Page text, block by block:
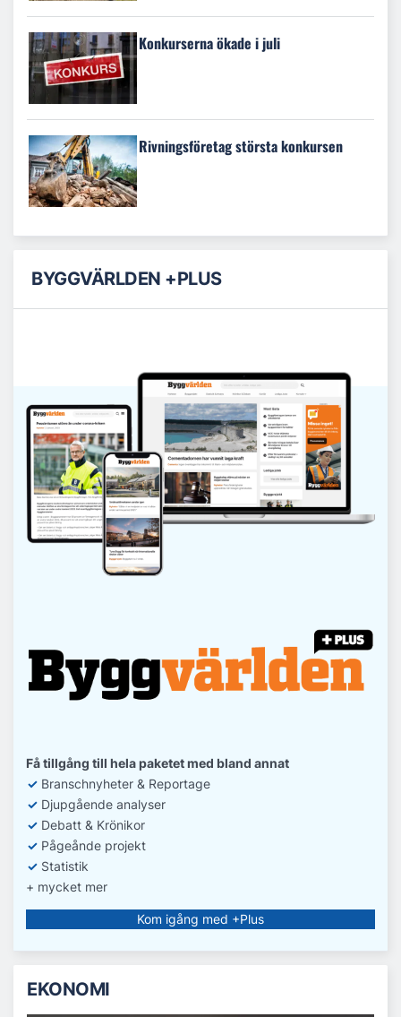
Konkurserna ökade i juli
Rivningsföretag största konkursen
BYGGVÄRLDEN +PLUS
Få tillgång till hela paketet med bland annat
✓ Branschnyheter & Reportage
✓ Djupgående analyser
✓ Debatt & Krönikor
✓ Pågeånde projekt
✓ Statistik
+ mycket mer
Kom igång med +Plus
EKONOMI